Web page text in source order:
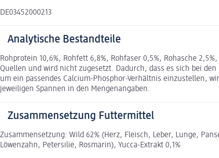
DE03452000213
Analytische Bestandteile
Rohprotein 10,6%, Rohfett 6,8%, Rohfaser 0,5%, Rohasche
Quellen und wird nicht zugesetzt. Dadurch, dass es sich bei
um ein passendes Calcium-Phosphor-Verhältnis einzustellen,
jeweiligen Spannen in den Mengenangaben.
Zusammensetzung Futtermittel
Zusammensetzung: Wild 62% (Herz, Fleisch, Leber, Lunge,
Löwenzahn, Petersilie, Rosmarin), Yucca-Extrakt 0,1%